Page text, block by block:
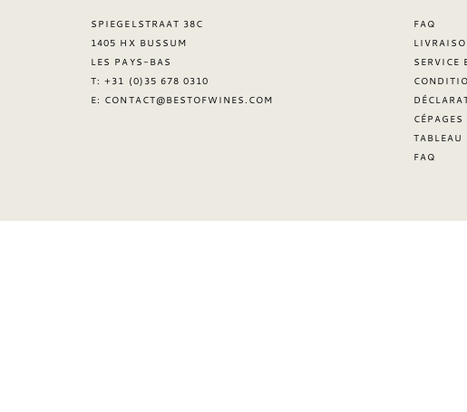
SPIEGELSTRAAT 38C
1405 HX BUSSUM
LES PAYS-BAS
T: +31 (0)35 678 0310
E: CONTACT@BESTOFWINES.COM
FAQ
SERVICE
CÉPAGES
TABLEAU
FAQ